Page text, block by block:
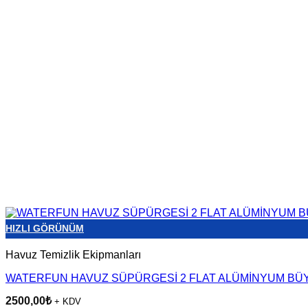
HIZLI GÖRÜNÜM
Havuz Temizlik Ekipmanları
WATERFUN HAVUZ SÜPÜRGESİ 2 FLAT ALÜMİNYUM
2500,00₺ + KDV